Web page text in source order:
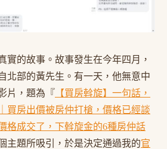
實的故事。故事發生在今年四月，
北部的黃先生。有一天，他無意中
片，題為『 【買房斡旋】一句話，
買房出價被房仲打槍，價格已經談
格成交了，下斡旋金的6種房仲話
主題所吸引，於是決定通過我的官